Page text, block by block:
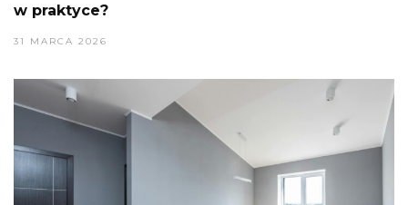
w praktyce?
31 MARCA 2026